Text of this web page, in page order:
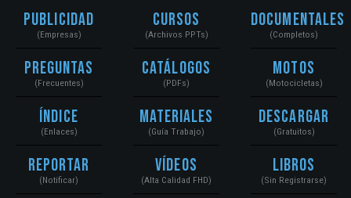
Publicidad
(Empresas)
Preguntas
(Frecuentes)
Índice
(Enlaces)
Reportar
(Notificar)
Cursos
(Archivos PPTs)
Catálogos
(PDFs)
Materiales
(Guía Trabajo)
Vídeos
(Alta Calidad FHD)
Documentales
(Completos)
Motos
(Motocicletas)
Descargar
(Gratuitos)
Libros
(Sin Registrarse)